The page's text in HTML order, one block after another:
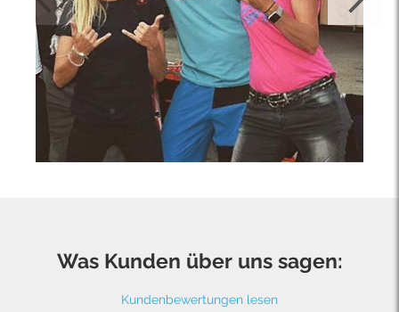
Was Kunden über uns sagen:
Kundenbewertungen lesen